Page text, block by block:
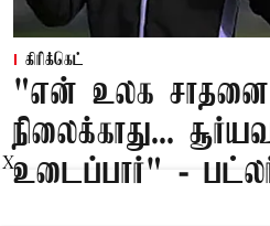
கிரிக்கெட்
"என் உலக
நிலைக்காது...
உடைப்பார்" -
X